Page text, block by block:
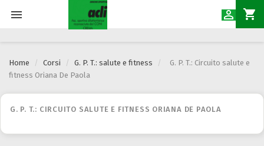
 shopping_cart

Home Corsi G. P. T.: salute e fitness
G. P. T.: Circuito salute e
fitness Oriana De Paola
G. P. T.: CIRCUITO SALUTE E FITNESS ORIANA DE PAOLA